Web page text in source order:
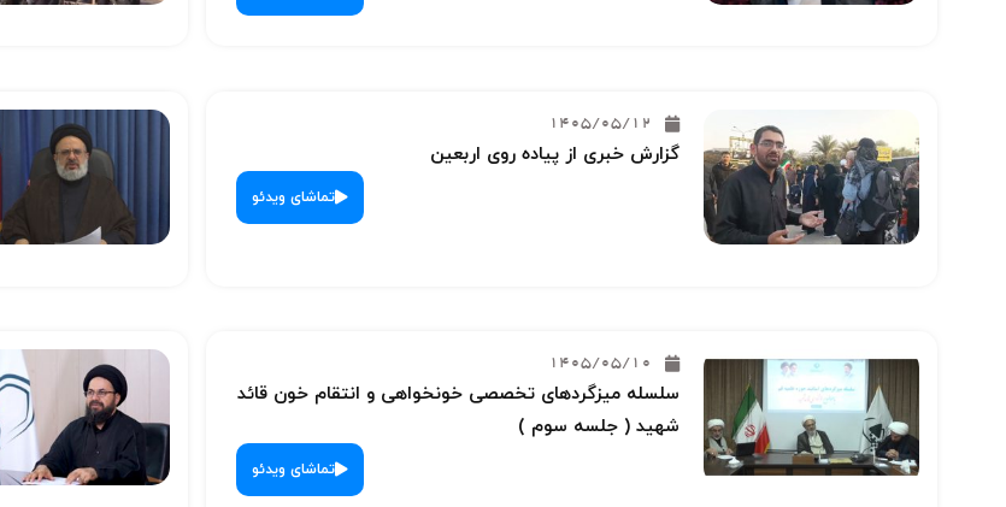
1405/05/12
گزارش خبری از پیاده روی اربعین
تماشای ویدئو
1405/05/10
سلسله میزگردهای تخصصی خونخواهی و انتقام خون قائد
شهید ( جلسه سوم )
تماشای ویدئو